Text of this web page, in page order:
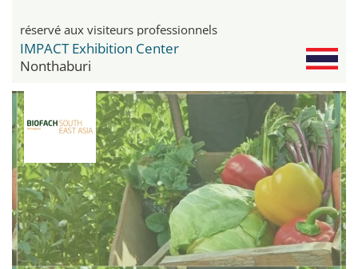
réservé aux visiteurs professionnels
IMPACT Exhibition Center
Nonthaburi